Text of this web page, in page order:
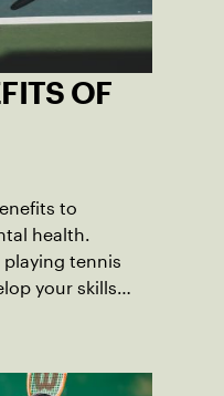
OF
to
health.
tennis
your skills